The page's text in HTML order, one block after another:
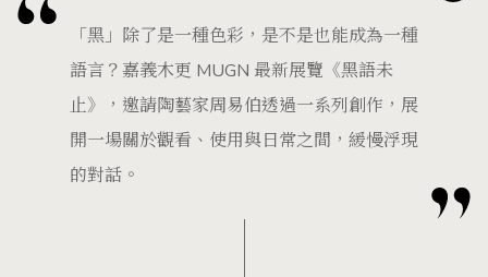
「黑」除了是一種色彩，是不是也能成為一種
語言？嘉義木更 MUGN 最新展覽《黑語未
止》，邀請陶藝家周易伯透過一系列創作，展
開一場關於觀看、使用與日常之間，緩慢浮現
的對話。